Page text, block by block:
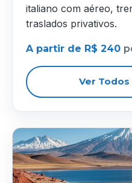
italiano com aéreo,
traslados privativos.
A partir de R$ 240
Ver Todos